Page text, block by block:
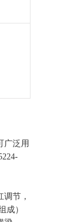
广泛用
节，
成）